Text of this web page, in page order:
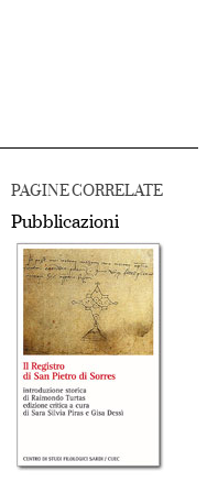
PAGINE CORRELATE
Pubblicazioni